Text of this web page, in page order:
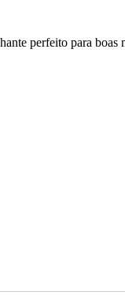
perfeito para boas